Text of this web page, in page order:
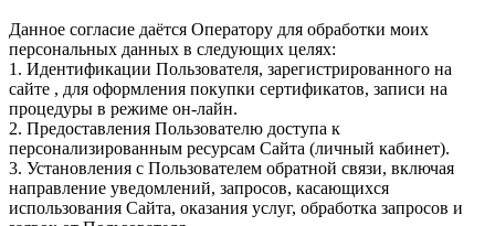
Данное согласие даётся Оператору для обработки моих
персональных данных в следующих целях:
1. Идентификации Пользователя, зарегистрированного на
сайте , для оформления покупки сертификатов, записи на
процедуры в режиме он-лайн.
2. Предоставления Пользователю доступа к
персонализированным ресурсам Сайта (личный кабинет).
3. Установления с Пользователем обратной связи, включая
направление уведомлений, запросов, касающихся
использования Сайта, оказания услуг, обработка запросов и